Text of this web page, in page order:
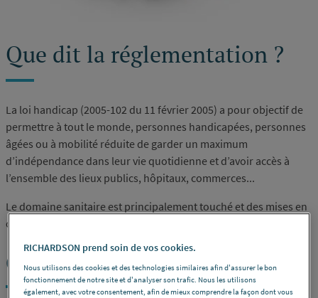
Que dit la réglementation ?
La loi handicap (2005-102 du 11 février 2005) a pour objectif de
permettre à tout le monde, personnes handicapées, personnes
âgées ou à mobilité réduite de garder un maximum
d’indépendance dans leur vie quotidienne et d’avoir accès à
l’ensemble des lieux publics, hôpitaux, commerces...
Le domaine sanitaire est principalement touché et des mises en
conformité sont nécessaires et obligatoires.
Quelques dates :
RICHARDSON prend soin de vos cookies.
Nous utilisons des cookies et des technologies similaires afin d'assurer le bon
fonctionnement de notre site et d'analyser son trafic. Nous les utilisons
également, avec votre consentement, afin de mieux comprendre la façon dont vous